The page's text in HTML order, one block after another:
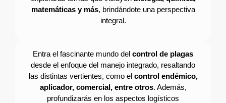
matemáticas y más, brindándote una perspectiva
integral.
Entra el fascinante mundo del control de plagas
desde el enfoque del manejo integrado, resaltando
las distintas vertientes, como el control endémico,
aplicador, comercial, entre otros. Además,
profundizarás en los aspectos logísticos